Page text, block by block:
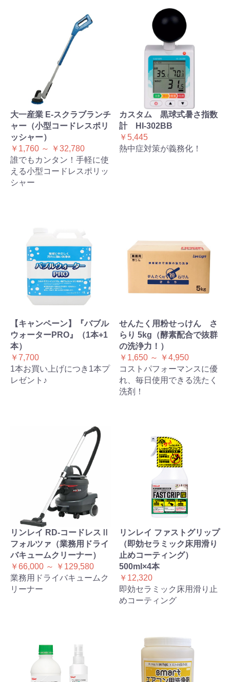
大一産業 E-スクラブランチ
ャー（小型コードレスポリ
ッシャー）
￥1,760 ～ ￥32,780
誰でもカンタン！手軽に使
える小型コードレスポリッ
シャー
カスタム 黒球式暑さ指数
計 HI-302BB
￥5,445
熱中症対策が義務化！
【キャンペーン】『バブル
ウォーターPRO』（1本+1
本）
￥7,700
1本お買い上げにつき1本プ
レゼント♪
せんたく用粉せっけん さ
らり 5kg（酵素配合で抜群
の洗浄力！）
￥1,650 ～ ￥4,950
コストパフォーマンスに優
れ、毎日使用できる洗たく
洗剤！
リンレイ RD-コードレスⅡ
フォルツァ（業務用ドライ
バキュームクリーナー）
￥66,000 ～ ￥129,580
業務用ドライバキュームク
リーナー
リンレイ ファストグリップ
（即効セラミック床用滑り
止めコーティング）
500ml×4本
￥12,320
即効セラミック床用滑り止
めコーティング